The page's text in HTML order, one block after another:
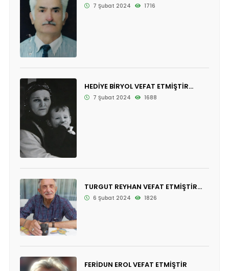
7 Şubat 2024 1716
HEDİYE BİRYOL VEFAT ETMİŞTİR...
7 Şubat 2024 1688
TURGUT REYHAN VEFAT ETMİŞTİR...
6 Şubat 2024 1826
FERİDUN EROL VEFAT ETMİŞTİR